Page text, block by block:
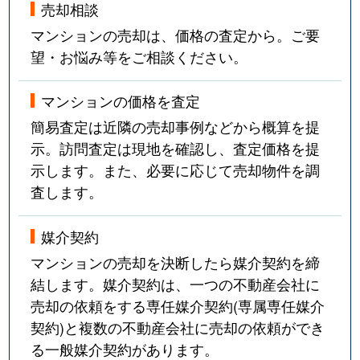
売却相談
マンションの売却は、価格の査定から。ご要
望・お悩み等をご相談ください。
マンションの価格を査定
簡易査定は近隣の売却事例などから概算を提
示。訪問査定は現地を確認し、査定価格を提
示します。また、必要に応じて売却物件を調
査します。
媒介契約
マンションの売却を決断したら媒介契約を締
結します。媒介契約は、一つの不動産会社に
売却の依頼をする専任媒介契約(専属専任媒介
契約)と複数の不動産会社に売却の依頼ができ
る一般媒介契約があります。